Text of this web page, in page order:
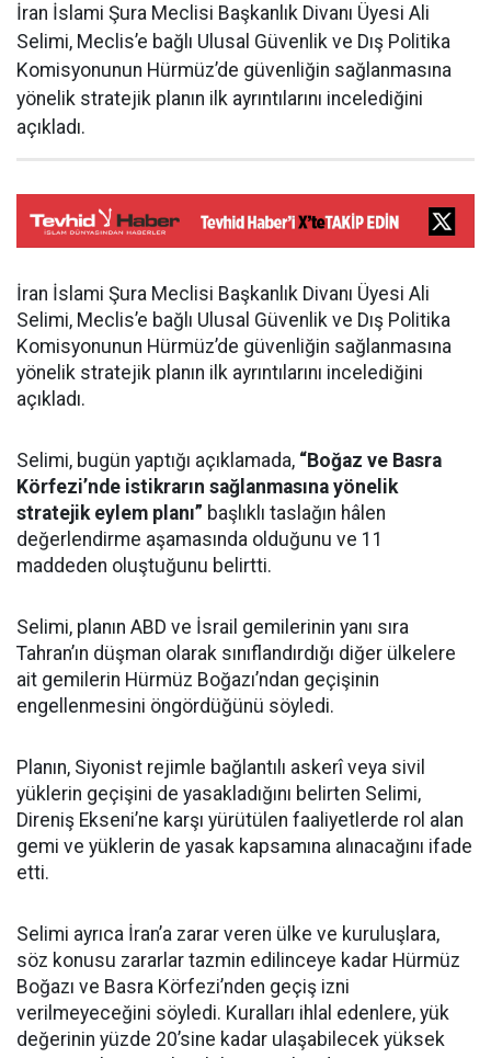
İran İslami Şura Meclisi Başkanlık Divanı Üyesi Ali
Selimi, Meclis’e bağlı Ulusal Güvenlik ve Dış Politika
Komisyonunun Hürmüz’de güvenliğin sağlanmasına
yönelik stratejik planın ilk ayrıntılarını incelediğini
açıkladı.
İran İslami Şura Meclisi Başkanlık Divanı Üyesi Ali
Selimi, Meclis’e bağlı Ulusal Güvenlik ve Dış Politika
Komisyonunun Hürmüz’de güvenliğin sağlanmasına
yönelik stratejik planın ilk ayrıntılarını incelediğini
açıkladı.
Selimi, bugün yaptığı açıklamada, “Boğaz ve Basra
Körfezi’nde istikrarın sağlanmasına yönelik
stratejik eylem planı” başlıklı taslağın hâlen
değerlendirme aşamasında olduğunu ve 11
maddeden oluştuğunu belirtti.
Selimi, planın ABD ve İsrail gemilerinin yanı sıra
Tahran’ın düşman olarak sınıflandırdığı diğer ülkelere
ait gemilerin Hürmüz Boğazı’ndan geçişinin
engellenmesini öngördüğünü söyledi.
Planın, Siyonist rejimle bağlantılı askerî veya sivil
yüklerin geçişini de yasakladığını belirten Selimi,
Direniş Ekseni’ne karşı yürütülen faaliyetlerde rol alan
gemi ve yüklerin de yasak kapsamına alınacağını ifade
etti.
Selimi ayrıca İran’a zarar veren ülke ve kuruluşlara,
söz konusu zararlar tazmin edilinceye kadar Hürmüz
Boğazı ve Basra Körfezi’nden geçiş izni
verilmeyeceğini söyledi. Kuralları ihlal edenlere, yük
değerinin yüzde 20’sine kadar ulaşabilecek yüksek